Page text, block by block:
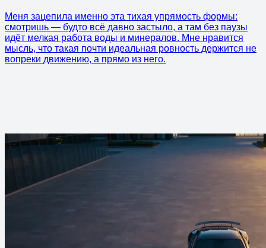
Меня зацепила именно эта тихая упрямость формы:
смотришь — будто всё давно застыло, а там без паузы
идёт мелкая работа воды и минералов. Мне нравится
мысль, что такая почти идеальная ровность держится не
вопреки движению, а прямо из него.